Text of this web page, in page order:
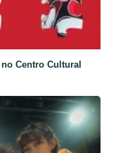
Centro Cultural